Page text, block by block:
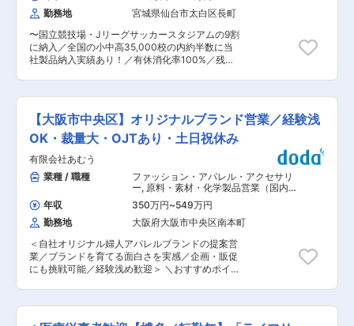
帰も可能でワークライフバランスを保ちやすい環
境です。 ■当社の魅力 ・「プレミアムきのこ総
合メーカー」として“医食同源”の考えに立ち、き
のこの持つ様々な機能を徹底解明し、製品の開発
を行っています。 ・雪国まいたけブランドは安
求と管理体制の強化を行っています。 変更の範
囲：会社の定める業務
く柔軟な営業スタイルです。様々なメーカーと協
業する機会も多く提案要素も大きい為、キャリア
形成に大きく役立ちます。 ※先輩社員の声：
https://www.yukiguni-
factory.co.jp/recruit/works/sales/ ■営業組織 全
国で40名程度の組織となっており、各拠点ごとに
ます。 取扱商品は同一で顧客ごとに担当を割り振
っています。入社後は5社〜10社をお任せする予
定です。 ■キャリアパス ご本人の特性に応じて
エキスパート/ジョブローテーション双方にてキャ
リアアップが可能です。 ・エキスパート：営業→
主任→係長→課長→営業所長→部長 ・ジョブロー
テーション：営業→企画やマーケティング ■就業
環境 残業月13Ｈ程度、リモートワーク・直行直
帰も可能でワークライフバランスを保ちやすい環
境です。 ■当社の魅力 ・「プレミアムきのこ総
合メーカー」として“医食同源”の考えに立ち、き
のこの持つ様々な機能を徹底解明し、製品の開発
を行っています。 ・雪国まいたけブランドは安
求と管理体制の強化を行っています。 変更の範
囲：会社の定める業務
勤務地
宮城県仙台市太白区長町
〜国立競技場・Jリーグサッカースタジアムの9割
に納入／全国の小中高35,000校の内約半数に当
社製品納入実績あり！／有休消化率100%／残業
ットゴール、テニスポスト・ネットなど）の製造
を行っている当社にて、提案営業をお任せいたし
ます。 ※主要取引先：体育施設建設会社、土木会
社、担当地域のスポーツ店、官公庁、地方自治体
へのご訪問ですが、新規のお客様への架電や訪問
等の営業活動も行います。（移動は主に営業車を
使っていただきます。） 営業活動の情報収集か
ら、営業戦略や販売促進の企画立案、新製品の起
案などの役割も期待されます。 電話やメールへの
応対、製品の提案、見積書・資料作成、製品の納
入手配等は内勤営業が行いますので、営業は安心
して社外での活動に専念できます。 〈主要商品〉
サッカーゴール、屋外バスケットゴール、テニス
ポスト・ネット、ラグビーゴール、アメフトゴー
ル、鉄棒、防護マット、控え選手のベンチ 等
【大阪市中央区】オリジナルブランド営業／経験浅
OK・裁量大・OJTあり・土日祝休み
有限会社あむう
業種 / 職種
ファッション・アパレル・アクセサリ
ー, 原料・素材・化学製品営業（国内）
日用品・化粧品営業（国内）
年収 350万円~549万円
勤務地
大阪府大阪市中央区南本町
＜自社オリジナル婦人アパレルブランドの提案営
業／ブランドを育てる面白さを実感／企画・販促
にも挑戦可能／経験浅め歓迎＞ ＼おすすめポイン
る ◎卸営業だけでなく展示会・催事・販促企画ま
で担当。営業の枠を超えて幅広い経験を積める ◎